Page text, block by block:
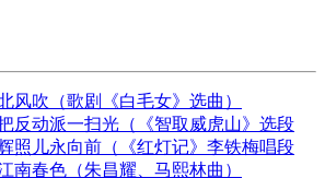
风吹（歌剧《白毛女》选曲）
反动派一扫光（《智取威虎山》选段
照儿永向前（《红灯记》李铁梅唱段
南春色（朱昌耀、马熙林曲）